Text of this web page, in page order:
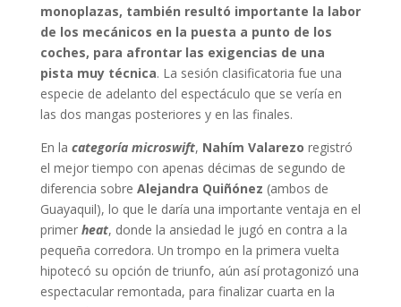
monoplazas, también resultó importante la labor
de los mecánicos en la puesta a punto de los
coches, para afrontar las exigencias de una
pista muy técnica. La sesión clasificatoria fue una
especie de adelanto del espectáculo que se vería en
las dos mangas posteriores y en las finales.
En la categoría microswift, Nahím Valarezo registró
el mejor tiempo con apenas décimas de segundo de
diferencia sobre Alejandra Quiñónez (ambos de
Guayaquil), lo que le daría una importante ventaja en el
primer heat, donde la ansiedad le jugó en contra a la
pequeña corredora. Un trompo en la primera vuelta
hipotecó su opción de triunfo, aún así protagonizó una
espectacular remontada, para finalizar cuarta en la